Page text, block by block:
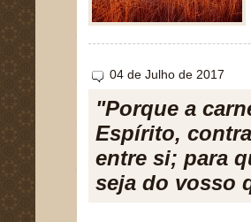
04 de Julho de 2017
"Porque a
Espírito,
entre si; para
seja do vosso